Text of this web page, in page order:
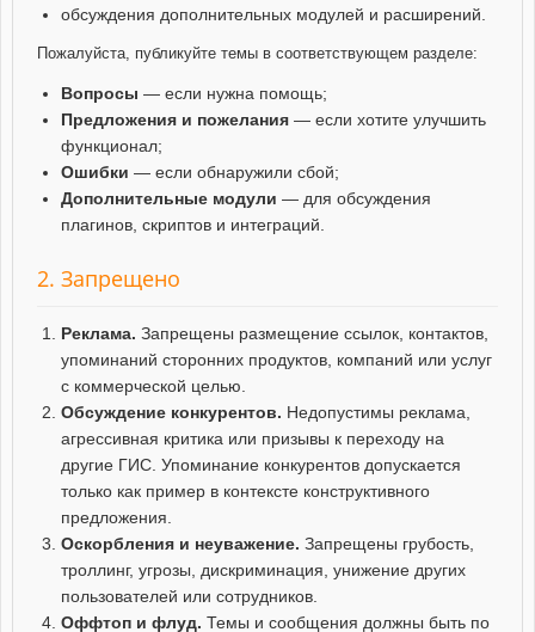
обсуждения дополнительных модулей и расширений.
Пожалуйста, публикуйте темы в соответствующем разделе:
Вопросы — если нужна помощь;
Предложения и пожелания — если хотите улучшить
функционал;
Ошибки — если обнаружили сбой;
Дополнительные модули — для обсуждения
плагинов, скриптов и интеграций.
2. Запрещено
Реклама. Запрещены размещение ссылок, контактов,
упоминаний сторонних продуктов, компаний или услуг
с коммерческой целью.
Обсуждение конкурентов. Недопустимы реклама,
агрессивная критика или призывы к переходу на
другие ГИС. Упоминание конкурентов допускается
только как пример в контексте конструктивного
предложения.
Оскорбления и неуважение. Запрещены грубость,
троллинг, угрозы, дискриминация, унижение других
пользователей или сотрудников.
Оффтоп и флуд. Темы и сообщения должны быть по